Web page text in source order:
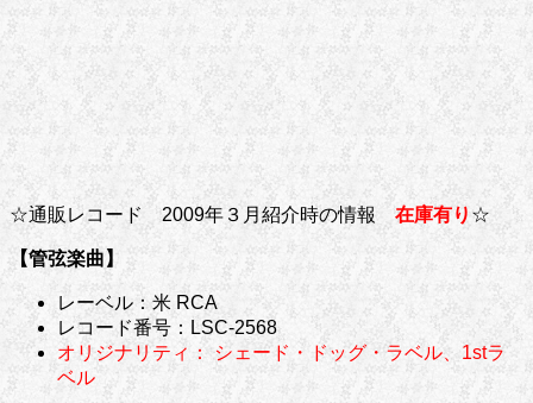
☆通販レコード 2009年３月紹介時の情報在庫有り ☆
【管弦楽曲】
レーベル：米 RCA
レコード番号：LSC-2568
オリジナリティ： シェード・ドッグ・ラベル、1stラ
ベル